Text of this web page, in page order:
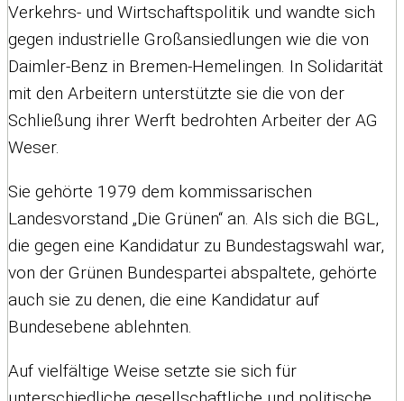
Verkehrs- und Wirtschaftspolitik und wandte sich
gegen industrielle Großansiedlungen wie die von
Daimler-Benz in Bremen-Hemelingen. In Solidarität
mit den Arbeitern unterstützte sie die von der
Schließung ihrer Werft bedrohten Arbeiter der AG
Weser.
Sie gehörte 1979 dem kommissarischen
Landesvorstand „Die Grünen“ an. Als sich die BGL,
die gegen eine Kandidatur zu Bundestagswahl war,
von der Grünen Bundespartei abspaltete, gehörte
auch sie zu denen, die eine Kandidatur auf
Bundesebene ablehnten.
Auf vielfältige Weise setzte sie sich für